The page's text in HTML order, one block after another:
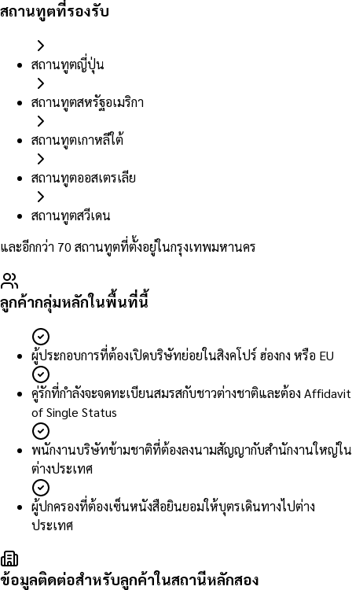
สถานทูตที่รองรับ
สถานทูตญี่ปุ่น
สถานทูตสหรัฐอเมริกา
สถานทูตเกาหลีใต้
สถานทูตออสเตรเลีย
สถานทูตสวีเดน
และอีกกว่า 70 สถานทูตที่ตั้งอยู่ในกรุงเทพมหานคร
ลูกค้ากลุ่มหลักในพื้นที่นี้
ผู้ประกอบการที่ต้องเปิดบริษัทย่อยในสิงคโปร์ ฮ่องกง หรือ EU
คู่รักที่กำลังจะจดทะเบียนสมรสกับชาวต่างชาติและต้อง Affidavit
of Single Status
พนักงานบริษัทข้ามชาติที่ต้องลงนามสัญญากับสำนักงานใหญ่ใน
ต่างประเทศ
ผู้ปกครองที่ต้องเซ็นหนังสือยินยอมให้บุตรเดินทางไปต่าง
ประเทศ
ข้อมูลติดต่อสำหรับลูกค้าในสถานีหลักสอง